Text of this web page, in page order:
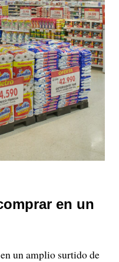
en un
un amplio surtido de